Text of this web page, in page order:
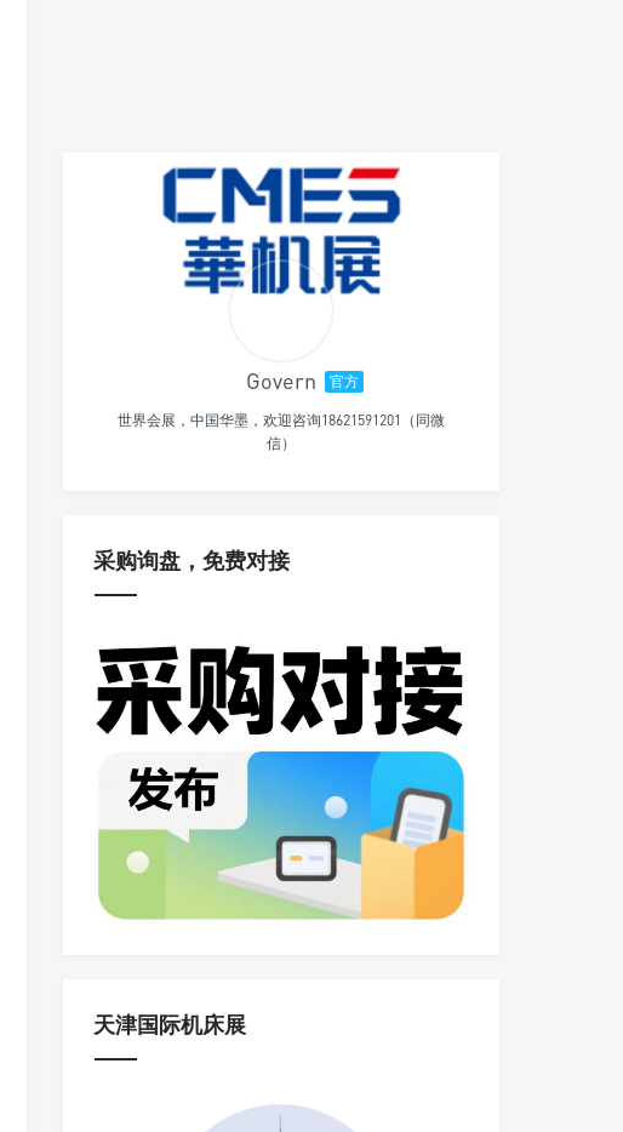
Govern 官方
世界会展，中国华墨，欢迎咨询18621591201（同微
信）
采购询盘，免费对接
天津国际机床展